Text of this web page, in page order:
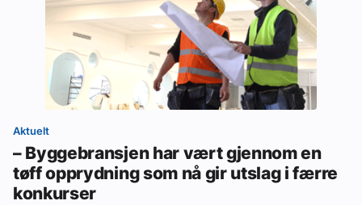
Aktuelt
– Byggebransjen har vært gjennom en
tøff opprydning som nå gir utslag i færre
konkurser